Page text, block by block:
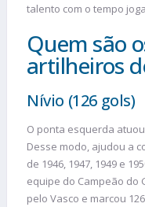
talento com o tempo
Quem são
artilheiros
Nívio (126 gols)
O ponta esquerda
Desse modo, ajudou a
de 1946, 1947, 1949 e
equipe do Campeão do
pelo Vasco e marcou